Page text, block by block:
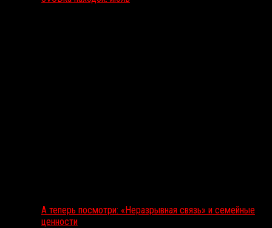
А теперь посмотри: «Неразрывная связь» и семейные
ценности